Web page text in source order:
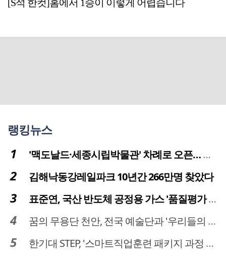
[S석 한컷]홈에서 1승이 이렇게 어렵습니다
랭킹뉴스
'맥도날드·세종시립박물관' 차례로 오픈… 고운동 정주여건 좋아진다
김해낙동강레일파크 10년간 266만명 찾았다
표준연, 국산 반도체 공정용 가스 '품질평가 체계' 구축
꿈의 무용단 천안, 전국 예술단과 '우리들의 하모니' 선보여
한기대 STEP, '스마트직업훈련 패키지 과정 3기' 모집